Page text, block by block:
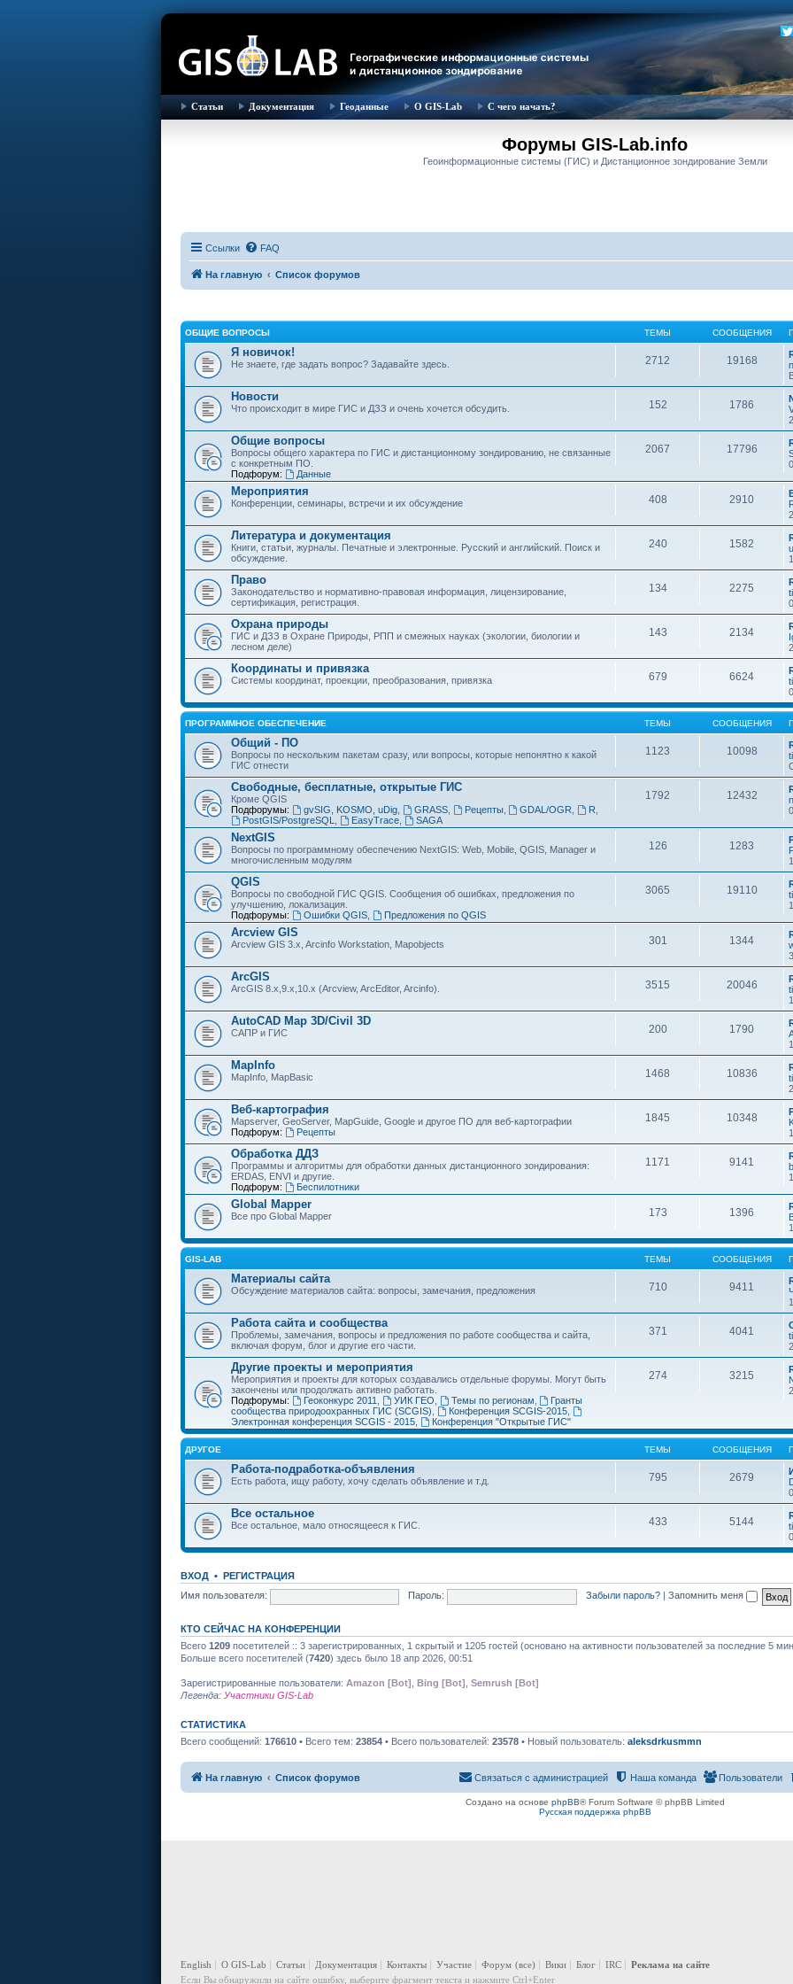
Статьи Документация Геоданные О GIS-Lab С чего начать?
Форумы GIS-Lab.info
Геоинформационные системы (ГИС) и Дистанционное зондирование Земли
Ссылки FAQ
На главную Список форумов
ОБЩИЕ ВОПРОСЫ ТЕМЫ СООБЩЕНИЯ
Я новичок!
Не знаете, где задать вопрос? Задавайте здесь. 2712 19168
Новости
Что происходит в мире ГИС и ДЗЗ и очень хочется обсудить. 152 1786
Общие вопросы
Вопросы общего характера по ГИС и дистанционному зондированию, не связанные
с конкретным ПО.
Подфорум:
Данные
2067 17796
Мероприятия
Конференции, семинары, встречи и их обсуждение 408 2910
Литература и документация
Книги, статьи, журналы. Печатные и электронные. Русский и английский. Поиск и
обсуждение.
240 1582
Право
Законодательство и нормативно-правовая информация, лицензирование,
сертификация, регистрация.
134 2275
Охрана природы
ГИС и ДЗЗ в Охране Природы, РПП и смежных науках (экологии, биологии и
лесном деле)
143 2134
Координаты и привязка
Системы координат, проекции, преобразования, привязка 679 6624
ПРОГРАММНОЕ ОБЕСПЕЧЕНИЕ ТЕМЫ СООБЩЕНИЯ
Общий - ПО
Вопросы по нескольким пакетам сразу, или вопросы, которые непонятно к какой
ГИС отнести
1123 10098
Свободные, бесплатные, открытые ГИС
Кроме QGIS
Подфорумы:
gvSIG, KOSMO, uDig, GRASS, Рецепты, GDAL/OGR R
PostGIS/PostgreSQL
EasyTrace, SAGA
1792 12432
NextGIS
Вопросы по программному обеспечению NextGIS: Web, Mobile, QGIS, Manager и
многочисленным модулям
126 1283
QGIS
Вопросы по свободной ГИС QGIS. Сообщения об ошибках, предложения по
улучшению, локализация.
Подфорумы:
Ошибки QGIS, Предложения по QGIS
3065 19110
Arcview GIS
Arcview GIS 3.x, Arcinfo Workstation, Mapobjects 301 1344
ArcGIS
ArcGIS 8.x,9.x,10.x (Arcview, ArcEditor, Arcinfo). 3515 20046
AutoCAD Map 3D/Civil 3D
САПР и ГИС 200 1790
MapInfo
MapInfo, MapBasic 1468 10836
Веб-картография
Mapserver, GeoServer, MapGuide, Google и другое ПО для веб-картографии
Подфорум:
Рецепты
1845 10348
Обработка ДДЗ
Программы и алгоритмы для обработки данных дистанционного зондирования:
ERDAS, ENVI и другие.
Подфорум:
Беспилотники
1171 9141
Global Mapper
Все про Global Mapper 173 1396
GIS-LAB ТЕМЫ СООБЩЕНИЯ
Материалы сайта
Обсуждение материалов сайта: вопросы, замечания, предложения 710 9411
Работа сайта и сообщества
Проблемы, замечания, вопросы и предложения по работе сообщества и сайта,
включая форум, блог и другие его части.
371 4041
Другие проекты и мероприятия
Мероприятия и проекты для которых создавались отдельные форумы. Могут быть
закончены или продолжать активно работать.
Подфорумы:
Геоконкурс 2011 УИК ГЕО Темы по регионам
Гранты
сообщества природоохранных ГИС (SCGIS)
Конференция SCGIS-2015,
Электронная конференция SCGIS - 2015
Конференция "Открытые ГИС"
274 3215
ДРУГОЕ ТЕМЫ СООБЩЕНИЯ
Работа-подработка-объявления
Есть работа, ищу работу, хочу сделать объявление и т.д. 795 2679
Все остальное
Все остальное, мало относящееся к ГИС. 433 5144
ВХОД • РЕГИСТРАЦИЯ
Имя пользователя:
Пароль: Забыли пароль? Запомнить меня
КТО СЕЙЧАС НА КОНФЕРЕНЦИИ
Всего 1209 посетителей :: 3 зарегистрированных, 1 скрытый и 1205 гостей (основано на активности пользователей за последние 5
Больше всего посетителей (7420) здесь было 18 апр 2026, 00:51
Зарегистрированные пользователи: Amazon [Bot] Bing [Bot] Semrush [Bot]
Легенда: Участники GIS-Lab
СТАТИСТИКА
Всего сообщений: 176610 • Всего тем: 23854 • Всего пользователей: 23578 • Новый пользователь: aleksdrkusmmn
На главную Список форумов Пользователи
Наша команда
Связаться с администрацией
Создано на основе phpBB® Forum Software © phpBB Limited
Русская поддержка phpBB
English О GIS-Lab Статьи Документация Контакты Участие Форум (все) Вики Блог IRC
Реклама на сайте
Если Вы обнаружили на сайте ошибку, выберите фрагмент текста и нажмите Ctrl+Enter